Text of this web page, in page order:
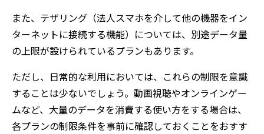
また、テザリング（法人スマホを介して他の機器をイン
ターネットに接続する機能）については、別途データ量
の上限が設けられているプランもあります。
ただし、日常的な利用においては、これらの制限を意識
することは少ないでしょう。動画視聴やオンラインゲー
ムなど、大量のデータを消費する使い方をする場合は、
各プランの制限条件を事前に確認しておくことをおすす